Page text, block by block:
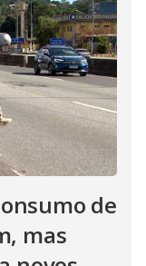
de
mas